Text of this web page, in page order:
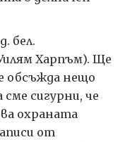
бел.
Харпъм). Ще
обсъжда нещо
сигурни, че
охраната
от